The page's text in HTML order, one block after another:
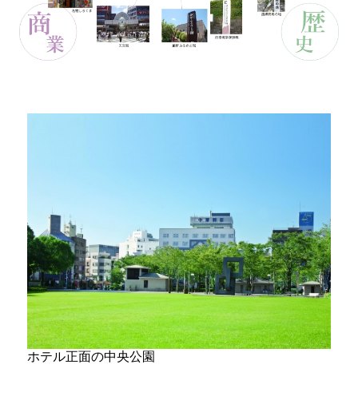
ホテル正面の中央公園